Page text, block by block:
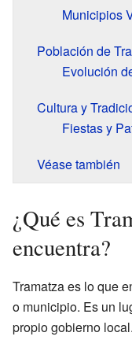
Municipios
Población de
Evolución
Cultura y
Fiestas y
Véase también
¿Qué es
encuentra?
Tramatza es lo que
o municipio. Es un
propio gobierno local.